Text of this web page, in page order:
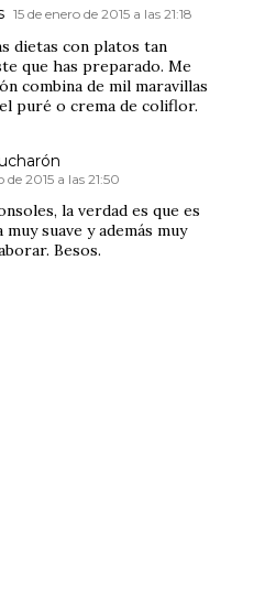
15 de enero de 2015 a las 21:18
dietas con platos tan
que has preparado. Me
combina de mil maravillas
puré o crema de coliflor.
de 2015 a las 21:50
la verdad es que es
muy suave y además muy
Besos.